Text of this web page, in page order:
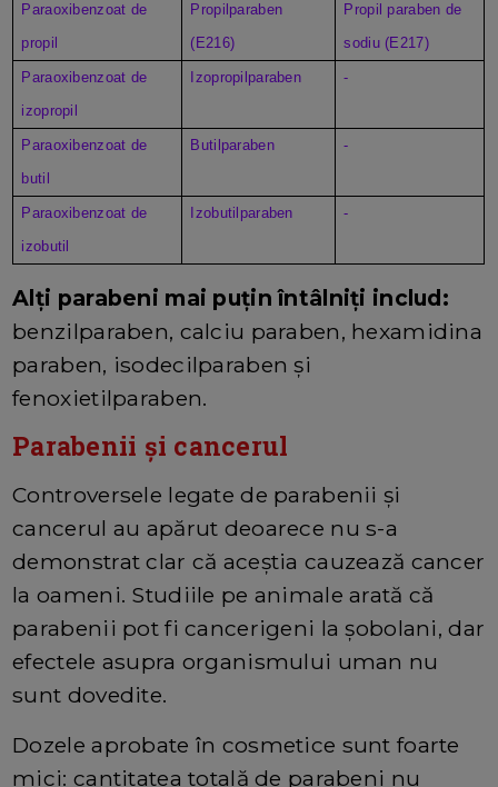
Paraoxibenzoat de
propil
Propilparaben
(E216)
Propil paraben de
sodiu (E217)
Paraoxibenzoat de
izopropil
Izopropilparaben -
Paraoxibenzoat de
butil
Butilparaben -
Paraoxibenzoat de
izobutil
Izobutilparaben -
Alți parabeni mai puțin întâlniți includ:
benzilparaben, calciu paraben, hexamidina
paraben, isodecilparaben și
fenoxietilparaben.
Parabenii și cancerul
Controversele legate de parabenii și
cancerul au apărut deoarece nu s-a
demonstrat clar că aceștia cauzează cancer
la oameni. Studiile pe animale arată că
parabenii pot fi cancerigeni la șobolani, dar
efectele asupra organismului uman nu
sunt dovedite.
Dozele aprobate în cosmetice sunt foarte
mici: cantitatea totală de parabeni nu